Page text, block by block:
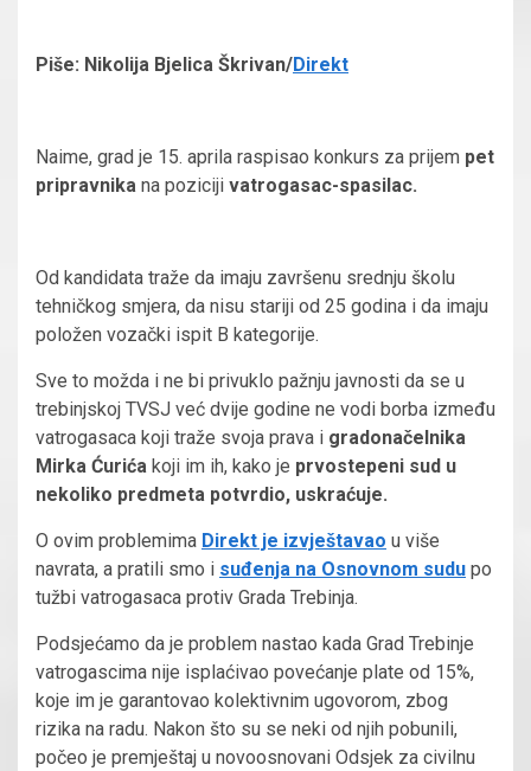
Piše: Nikolija Bjelica Škrivan/Direkt
Naime, grad je 15. aprila raspisao konkurs za prijem pet
pripravnika na poziciji vatrogasac-spasilac.
Od kandidata traže da imaju završenu srednju školu
tehničkog smjera, da nisu stariji od 25 godina i da imaju
položen vozački ispit B kategorije.
Sve to možda i ne bi privuklo pažnju javnosti da se u
trebinjskoj TVSJ već dvije godine ne vodi borba između
vatrogasaca koji traže svoja prava i gradonačelnika
Mirka Ćurića koji im ih, kako je prvostepeni sud u
nekoliko predmeta potvrdio, uskraćuje.
O ovim problemima Direkt je izvještavao u više
navrata, a pratili smo i suđenja na Osnovnom sudu po
tužbi vatrogasaca protiv Grada Trebinja.
Podsjećamo da je problem nastao kada Grad Trebinje
vatrogascima nije isplaćivao povećanje plate od 15%,
koje im je garantovao kolektivnim ugovorom, zbog
rizika na radu. Nakon što su se neki od njih pobunili,
počeo je premještaj u novoosnovani Odsjek za civilnu